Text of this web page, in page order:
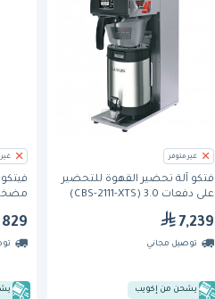
غير متوفر
فتكو آلة تحضير القهوة للتحضير
على دفعات 3.0 (CBS-2111-XTS)
7,239
توصيل مجاني
يشحن من إكويب
غير
مضخة